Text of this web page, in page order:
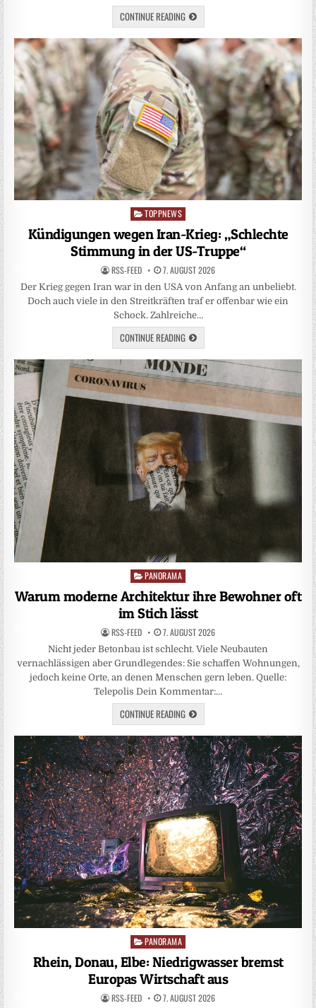
CONTINUE READING
Posted
TOPPNEWS
Kündigungen wegen Iran-Krieg: „Schlechte
Stimmung in der US-Truppe“
RSS-FEED 7. AUGUST 2026
Der Krieg gegen Iran war in den USA von Anfang an unbeliebt.
Doch auch viele in den Streitkräften traf er offenbar wie ein
Schock. Zahlreiche…
CONTINUE READING
Posted
PANORAMA
Warum moderne Architektur ihre Bewohner oft
im Stich lässt
RSS-FEED 7. AUGUST 2026
Nicht jeder Betonbau ist schlecht. Viele Neubauten
vernachlässigen aber Grundlegendes: Sie schaffen Wohnungen,
jedoch keine Orte, an denen Menschen gern leben. Quelle:
Telepolis Dein Kommentar:…
CONTINUE READING
Posted
in
PANORAMA
Rhein, Donau, Elbe: Niedrigwasser bremst
Europas Wirtschaft aus
RSS-FEED 7. AUGUST 2026